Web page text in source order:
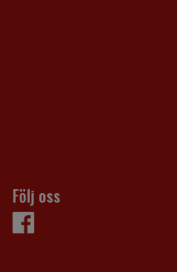
Följ oss